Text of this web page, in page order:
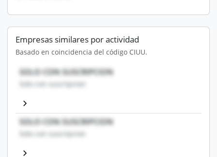
Empresas similares por actividad
Basado en coincidencia del código CIUU.
SOLO CON SUSCRIPCION
Solo con suscripcion
SOLO CON SUSCRIPCION
Solo con suscripcion